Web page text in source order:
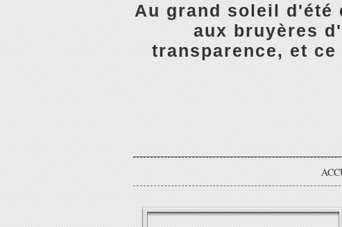
Au grand soleil d'été
aux bruyères
transparence, et